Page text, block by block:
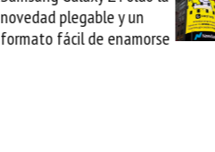
novedad plegable y un
formato fácil de enamorse